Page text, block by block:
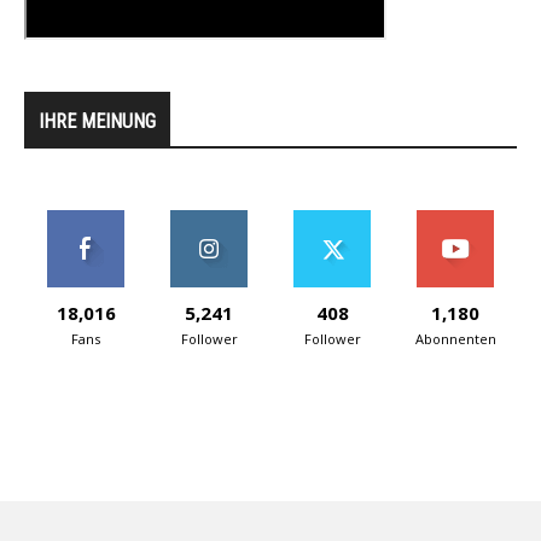
IHRE MEINUNG
18,016
Fans
5,241
Follower
408
Follower
1,180
Abonnenten